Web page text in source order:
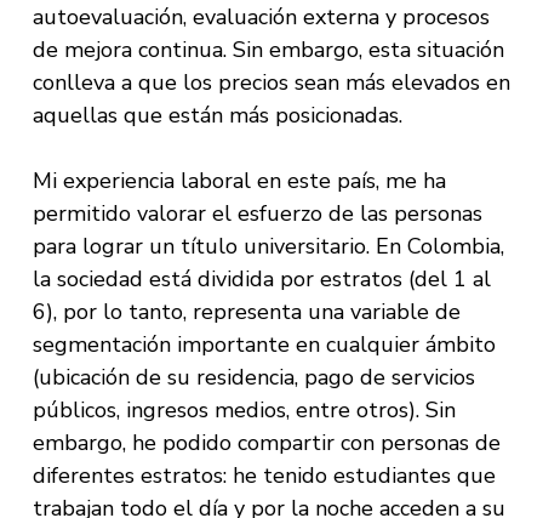
autoevaluación, evaluación externa y procesos
de mejora continua. Sin embargo, esta situación
conlleva a que los precios sean más elevados en
aquellas que están más posicionadas.
Mi experiencia laboral en este país, me ha
permitido valorar el esfuerzo de las personas
para lograr un título universitario. En Colombia,
la sociedad está dividida por estratos (del 1 al
6), por lo tanto, representa una variable de
segmentación importante en cualquier ámbito
(ubicación de su residencia, pago de servicios
públicos, ingresos medios, entre otros). Sin
embargo, he podido compartir con personas de
diferentes estratos: he tenido estudiantes que
trabajan todo el día y por la noche acceden a su